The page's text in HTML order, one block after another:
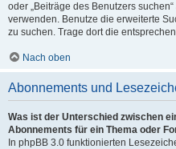
oder „Beiträge des Benutzers
verwenden. Benutze die erweiterte
zu suchen. Trage dort die
Nach oben
Abonnements und
Was ist der Unterschied zwischen
Abonnements für ein Thema oder
In phpBB 3.0 funktionierten